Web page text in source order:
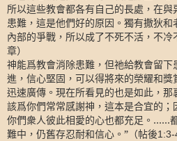
所以這些教會都各有自己的長處，在
患難，這是他們好的原因。獨有撒狄
內部的爭戰，所以成了不死不活，不
章）
神能爲教會消除患難，但祂給教會留
進，信心堅固，可以得將來的榮耀和
迅速廣傳。現在所看見的也是如此，那
該爲你們常常感謝神，這本是合宜的
你們衆人彼此相愛的心也都充足。……
難中，仍舊存忍耐和信心。”（帖後1:3-